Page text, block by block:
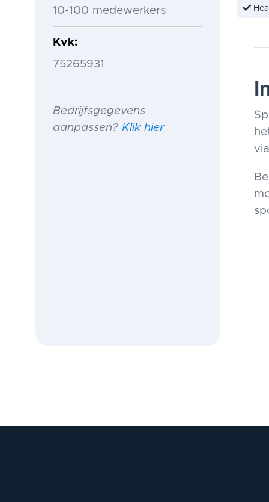
10-100 medewerkers
Kvk
75265931
Bedrijfsgegevens
aanpassen? Klik hier